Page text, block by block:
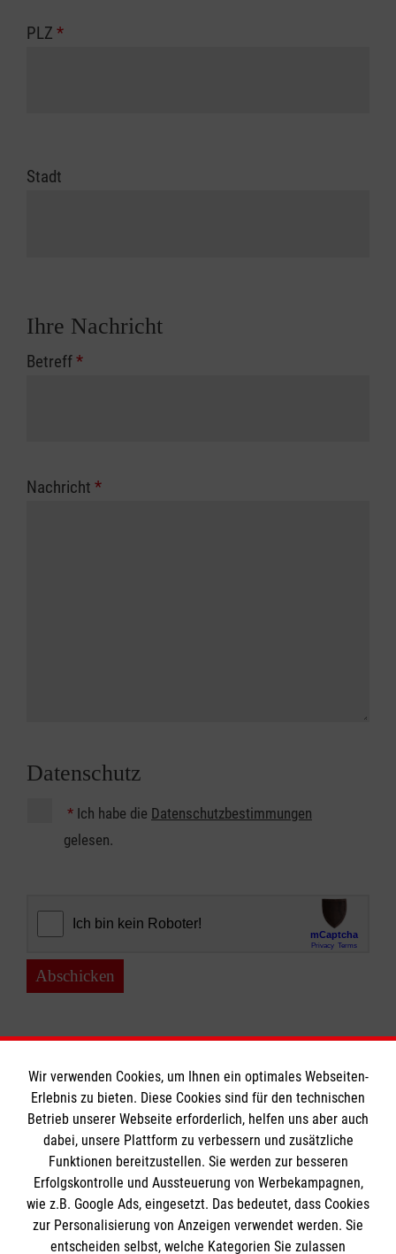
PLZ *
Stadt
Ihre Nachricht
Betreff*
Nachricht *
Datenschutz
* Ich habe die Datenschutzbestimmungen
gelesen.
Abschicken
Informationen
Impressum
Datenschutz
Barrierefreiheit
Die Malteser
Wir verwenden Cookies, um Ihnen ein optimales Webseiten-
Erlebnis zu bieten. Diese Cookies sind für den technischen
Betrieb unserer Webseite erforderlich, helfen uns aber auch
dabei, unsere Plattform zu verbessern und zusätzliche
Funktionen bereitzustellen. Sie werden zur besseren
Erfolgskontrolle und Aussteuerung von Werbekampagnen,
wie z.B. Google Ads, eingesetzt. Das bedeutet, dass Cookies
zur Personalisierung von Anzeigen verwendet werden. Sie
entscheiden selbst, welche Kategorien Sie zulassen